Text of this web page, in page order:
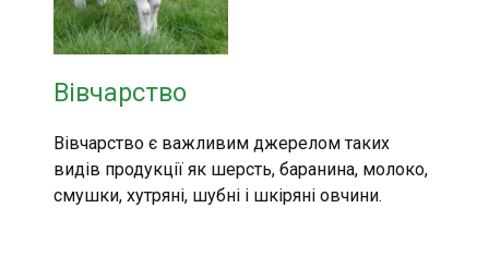
Вівчарство
Вівчарство є важливим джерелом таких
видів продукції як шерсть, баранина, молоко,
смушки, хутряні, шубні і шкіряні овчини.